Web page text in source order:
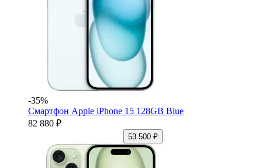
-35%
Смартфон Apple iPhone 15 128GB Blue
82 880 ₽
53 500 ₽